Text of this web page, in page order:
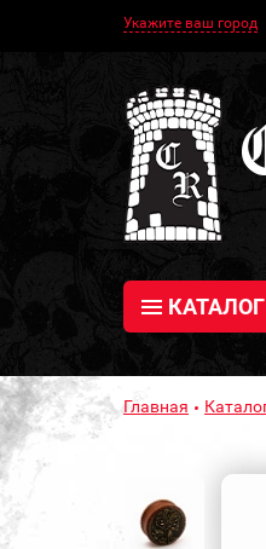
Укажите ваш город
КАТАЛОГ
Главная